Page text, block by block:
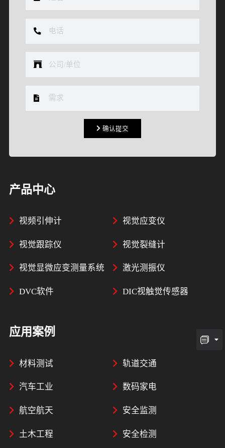
确认提交
产品中心
视频引伸计 视觉应变仪
视觉跟踪仪 视觉裂缝计
视觉显微应变测量系统 激光测振仪
DVC软件 DIC视触觉传感器
应用案例
材料测试
汽车工业
航空航天
土木工程
轨道交通
数码家电
安全监测
安全检测